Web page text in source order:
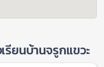
รียนบ้านจรูกแขวะ